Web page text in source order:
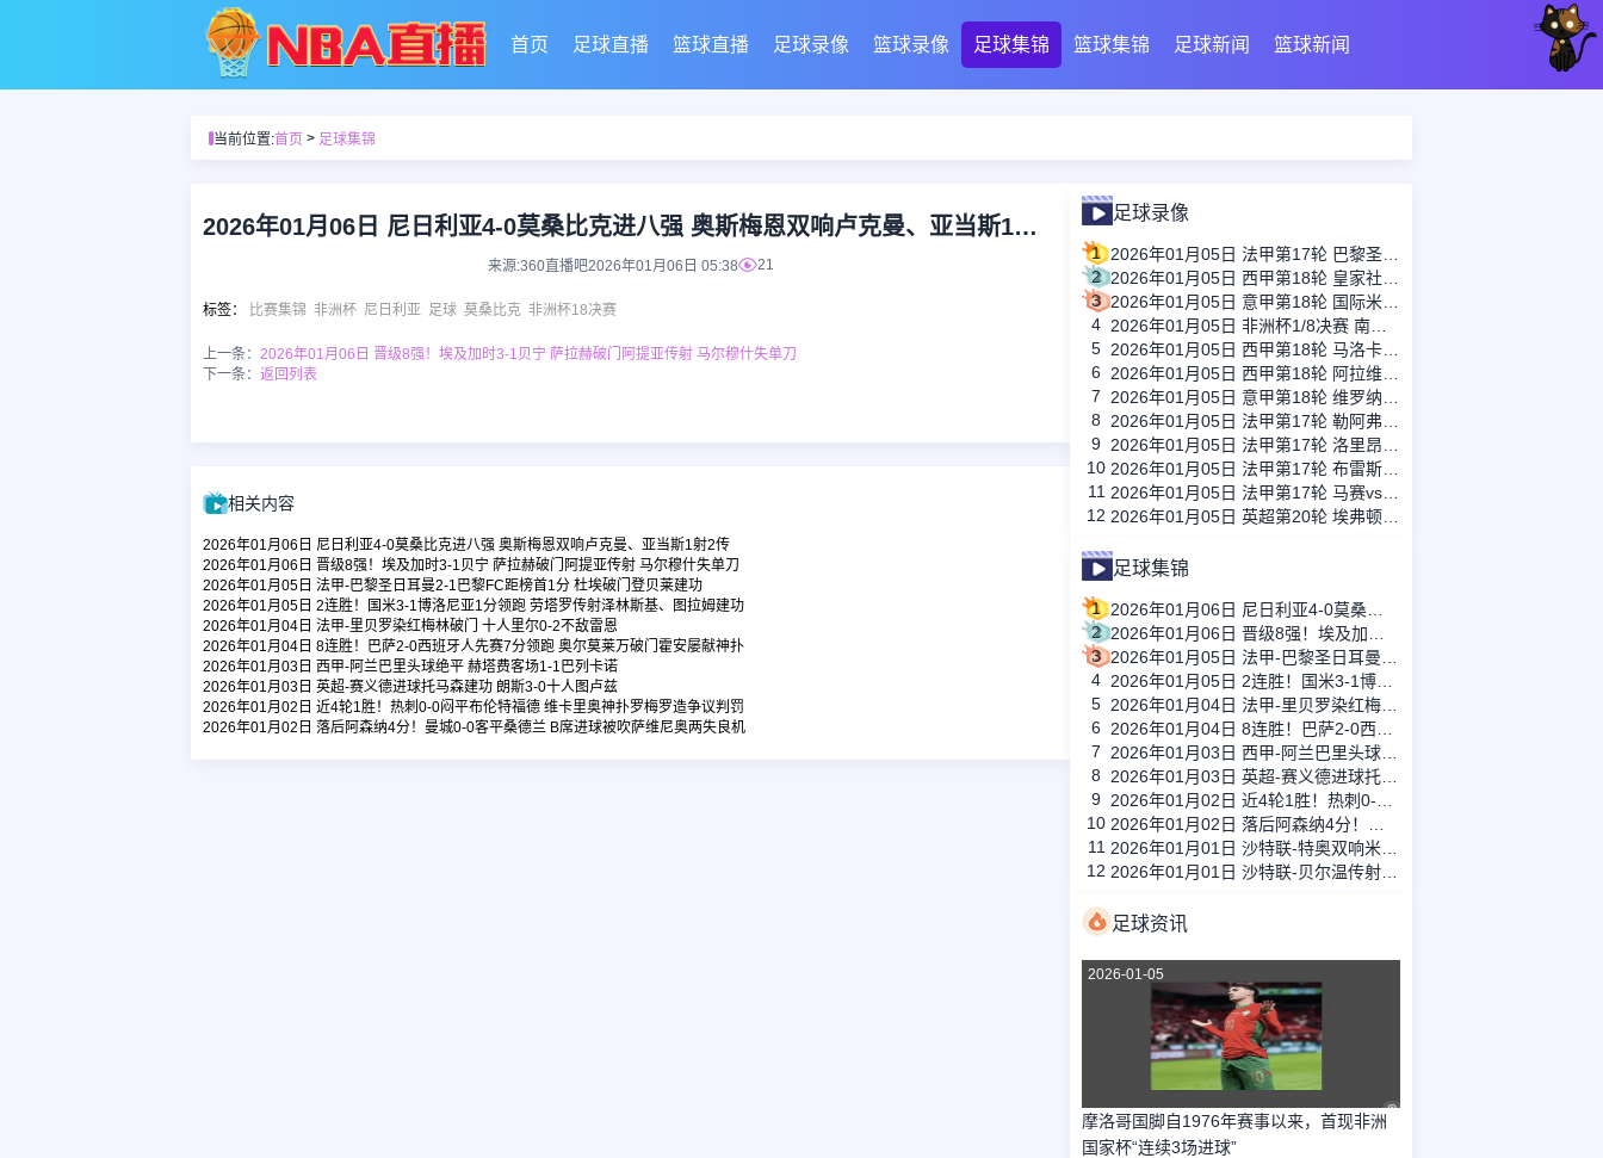
首页 足球直播 篮球直播 足球录像 篮球录像 足球集锦 篮球集锦 足球新闻 篮球新闻
当前位置:首页 > 足球集锦
2026年01月06日 尼日利亚4-0莫桑比克进八强 奥斯梅恩双响卢克曼、亚当斯1射2传
来源:360直播吧2026年01月06日 05:38 21
标签： 比赛集锦 非洲杯 尼日利亚 足球 莫桑比克 非洲杯18决赛
上一条： 2026年01月06日 晋级8强！埃及加时3-1贝宁 萨拉赫破门阿提亚传射 马尔穆什失单刀
下一条： 返回列表
相关内容
2026年01月06日 尼日利亚4-0莫桑比克进八强 奥斯梅恩双响卢克曼、亚当斯1射2传
2026年01月06日 晋级8强！埃及加时3-1贝宁 萨拉赫破门阿提亚传射 马尔穆什失单刀
2026年01月05日 法甲-巴黎圣日耳曼2-1巴黎FC距榜首1分 杜埃破门登贝莱建功
2026年01月05日 2连胜！国米3-1博洛尼亚1分领跑 劳塔罗传射泽林斯基、图拉姆建功
2026年01月04日 法甲-里贝罗染红梅林破门 十人里尔0-2不敌雷恩
2026年01月04日 8连胜！巴萨2-0西班牙人先赛7分领跑 奥尔莫莱万破门霍安屡献神扑
2026年01月03日 西甲-阿兰巴里头球绝平 赫塔费客场1-1巴列卡诺
2026年01月03日 英超-赛义德进球托马森建功 朗斯3-0十人图卢兹
2026年01月02日 近4轮1胜！热刺0-0闷平布伦特福德 维卡里奥神扑罗梅罗造争议判罚
2026年01月02日 落后阿森纳4分！曼城0-0客平桑德兰 B席进球被吹萨维尼奥两失良机
足球录像
1
2
3
4
5
6
7
8
9
10
11
12
足球集锦
1
2
3
4
5
6
7
8
9
10
11
12
足球资讯
2026-01-05
摩洛哥国脚自1976年赛事以来，首现非洲
国家杯“连续3场进球”